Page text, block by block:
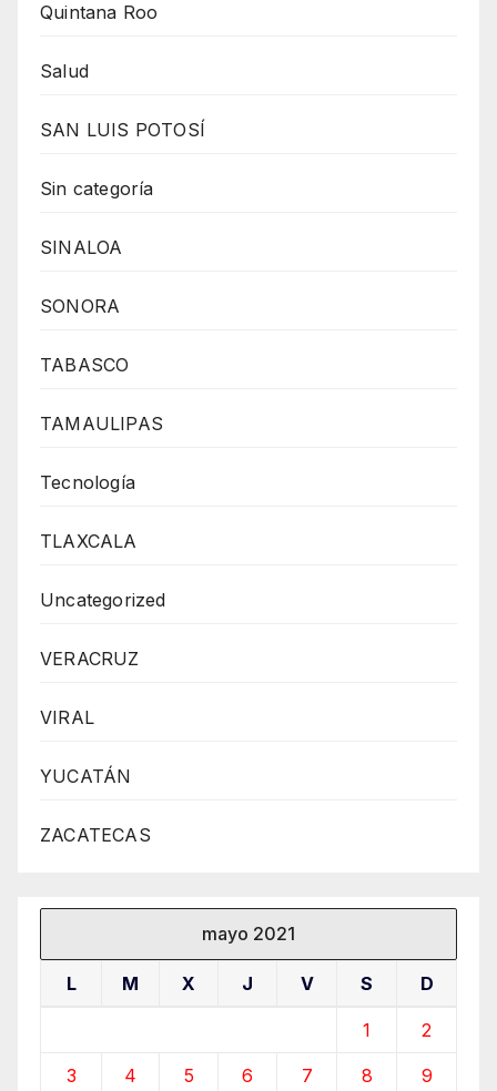
Quintana Roo
Salud
SAN LUIS POTOSÍ
Sin categoría
SINALOA
SONORA
TABASCO
TAMAULIPAS
Tecnología
TLAXCALA
Uncategorized
VERACRUZ
VIRAL
YUCATÁN
ZACATECAS
mayo 2021
L M X J V S D
1 2
3 4 5 6 7 8 9